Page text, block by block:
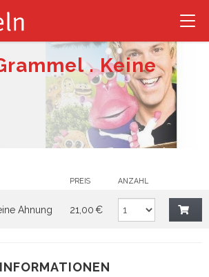
. Keine
PREIS ANZAHL
Ahnung 21,00 €
INFORMATIONEN